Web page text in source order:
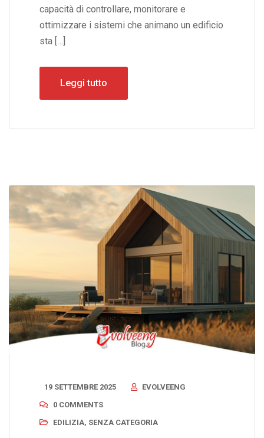
capacità di controllare, monitorare e
ottimizzare i sistemi che animano un edificio
sta […]
Leggi tutto
19 SETTEMBRE 2025
EVOLVEENG
0 COMMENTS
EDILIZIA, SENZA CATEGORIA